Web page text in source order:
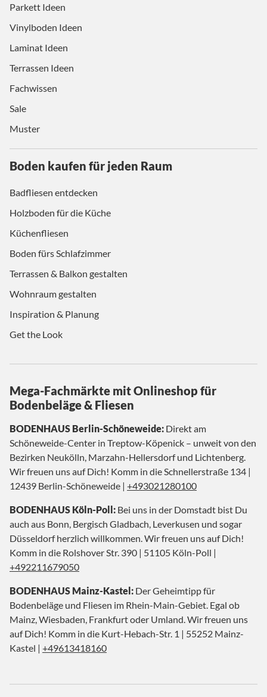
Parkett Ideen
Vinylboden Ideen
Laminat Ideen
Terrassen Ideen
Fachwissen
Sale
Muster
Boden kaufen für jeden Raum
Badfliesen entdecken
Holzboden für die Küche
Küchenfliesen
Boden fürs Schlafzimmer
Terrassen & Balkon gestalten
Wohnraum gestalten
Inspiration & Planung
Get the Look
Mega-Fachmärkte mit Onlineshop für
Bodenbeläge & Fliesen
BODENHAUS Berlin-Schöneweide: Direkt am
Schöneweide-Center in Treptow-Köpenick – unweit von den
Bezirken Neukölln, Marzahn-Hellersdorf und Lichtenberg.
Wir freuen uns auf Dich! Komm in die Schnellerstraße 134 |
12439 Berlin-Schöneweide | +493021280100
BODENHAUS Köln-Poll: Bei uns in der Domstadt bist Du
auch aus Bonn, Bergisch Gladbach, Leverkusen und sogar
Düsseldorf herzlich willkommen. Wir freuen uns auf Dich!
Komm in die Rolshover Str. 390 | 51105 Köln-Poll |
+492211679050
BODENHAUS Mainz-Kastel: Der Geheimtipp für
Bodenbeläge und Fliesen im Rhein-Main-Gebiet. Egal ob
Mainz, Wiesbaden, Frankfurt oder Umland. Wir freuen uns
auf Dich! Komm in die Kurt-Hebach-Str. 1 | 55252 Mainz-
Kastel | +49613418160